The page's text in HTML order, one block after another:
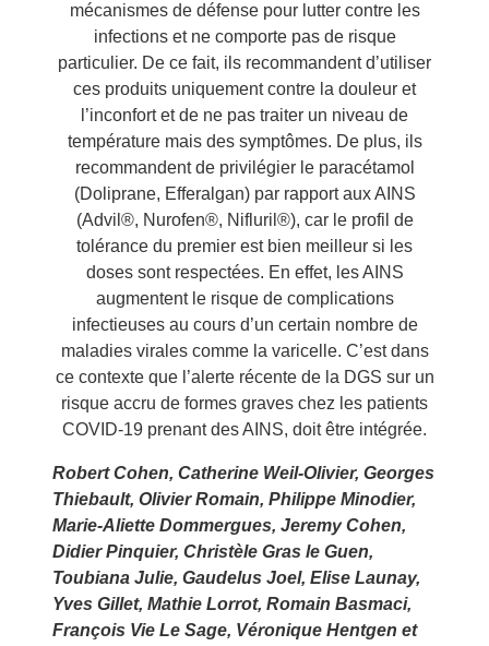
mécanismes de défense pour lutter contre les
infections et ne comporte pas de risque
particulier. De ce fait, ils recommandent d’utiliser
ces produits uniquement contre la douleur et
l’inconfort et de ne pas traiter un niveau de
température mais des symptômes. De plus, ils
recommandent de privilégier le paracétamol
(Doliprane, Efferalgan) par rapport aux AINS
(Advil®, Nurofen®, Nifluril®), car le profil de
tolérance du premier est bien meilleur si les
doses sont respectées. En effet, les AINS
augmentent le risque de complications
infectieuses au cours d’un certain nombre de
maladies virales comme la varicelle. C’est dans
ce contexte que l’alerte récente de la DGS sur un
risque accru de formes graves chez les patients
COVID-19 prenant des AINS, doit être intégrée.
Robert Cohen, Catherine Weil-Olivier, Georges
Thiebault, Olivier Romain, Philippe Minodier,
Marie-Aliette Dommergues, Jeremy Cohen,
Didier Pinquier, Christèle Gras le Guen,
Toubiana Julie, Gaudelus Joel, Elise Launay,
Yves Gillet, Mathie Lorrot, Romain Basmaci,
François Vie Le Sage, Véronique Hentgen et